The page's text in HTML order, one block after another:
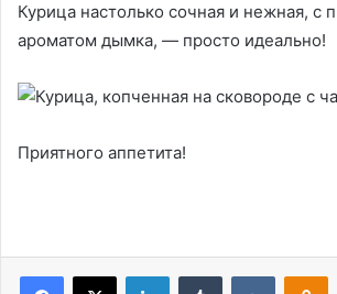
Курица настолько сочная и нежная, с
ароматом дымка, — просто идеально!
Приятного аппетита!
LinkedInTumblr